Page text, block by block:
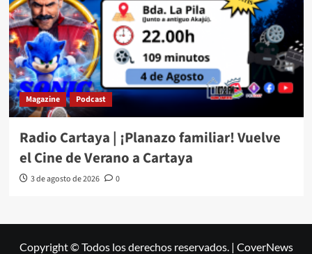
Magazine Podcast
Radio Cartaya | ¡Planazo familiar! Vuelve
el Cine de Verano a Cartaya
3 de agosto de 2026 0
Copyright © Todos los derechos reservados. | CoverNews